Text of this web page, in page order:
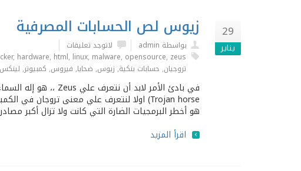
29
يناير
زيوس لص الحسابات المصرفية
بواسطة admin
لاتوجد تعليقات
, hardware, html, linux, malware, opensource, zeus
تروجيان, حسابات بنكية, زيوس, ضحايا, فيروس, كمبيوتر, لينكس
هو أخطر البرمجيات الضارة التي كانت وﻻ تزال أكبر
اقرأ المزيد